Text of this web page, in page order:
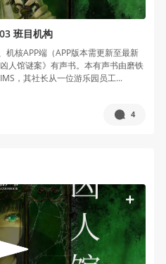
班目机构
核APP端（APP版本需更新至最新
人馆谜案》有声书。本有声书由磨铁
，其社长从一位游乐园员工...
4